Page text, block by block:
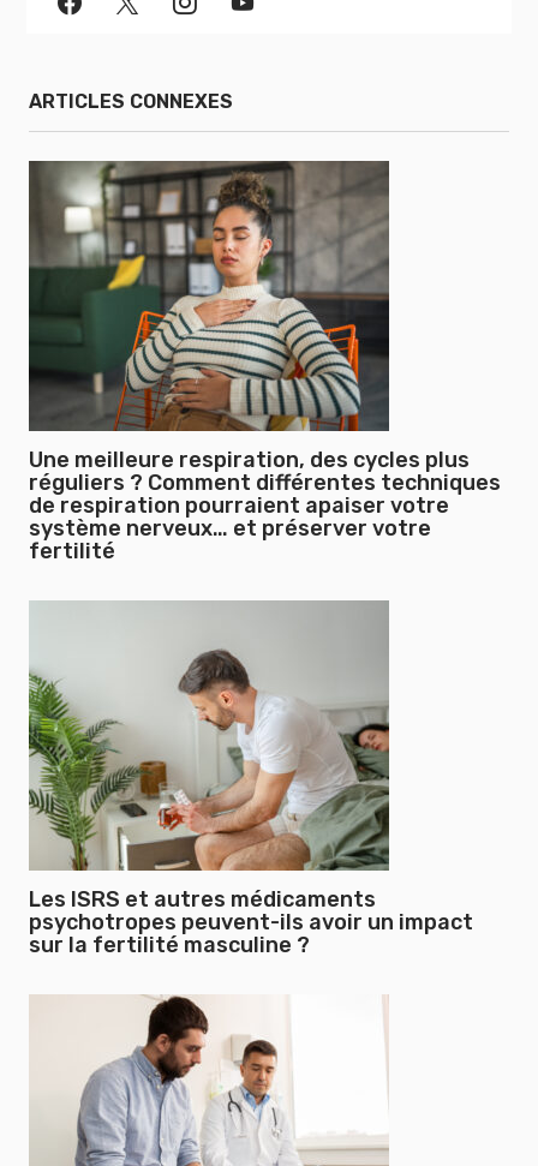
ARTICLES CONNEXES
Une meilleure respiration, des cycles plus
réguliers ? Comment différentes techniques
de respiration pourraient apaiser votre
système nerveux… et préserver votre
fertilité
Les ISRS et autres médicaments
psychotropes peuvent-ils avoir un impact
sur la fertilité masculine ?